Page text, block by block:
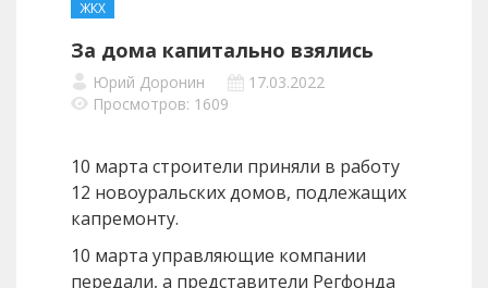
ЖКХ
За дома капитально взялись
Юрий Доронин
17.03.2022
Просмотров: 1609
10 марта строители приняли в работу
12 новоуральских домов, подлежащих
капремонту.
10 марта управляющие компании
передали, а представители Регфонда